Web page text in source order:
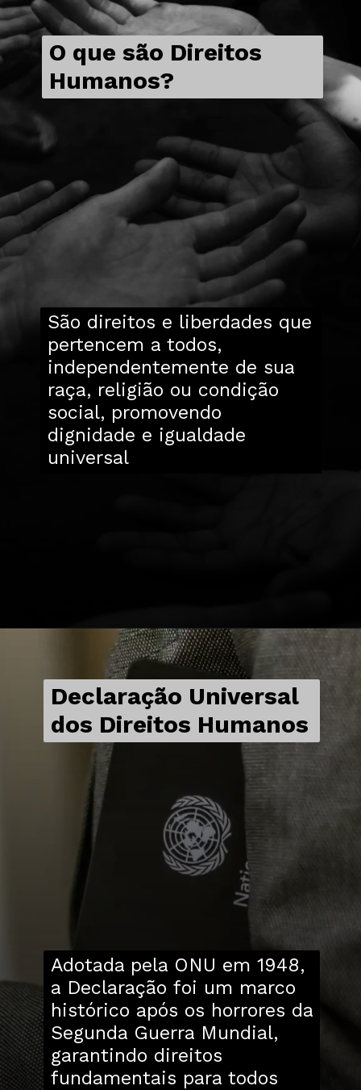
O que são Direitos
Humanos?
São direitos e liberdades que
pertencem a todos,
independentemente de sua
raça, religião ou condição
social, promovendo
dignidade e igualdade
universal
Declaração Universal
dos Direitos Humanos
Adotada pela ONU em 1948,
a Declaração foi um marco
histórico após os horrores da
Segunda Guerra Mundial,
garantindo direitos
fundamentais para todos